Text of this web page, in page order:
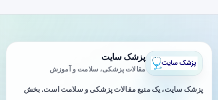
پزشک سایت
مقالات پزشکی، سلامت و آموزش
پزشک سایت، یک منبع مقالات پزشکی و سلامت است. بخش